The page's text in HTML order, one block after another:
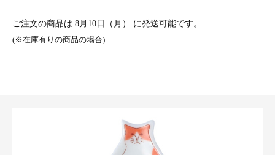
ご注文の商品は 8月10日（月） に発送可能です。
(※在庫有りの商品の場合)